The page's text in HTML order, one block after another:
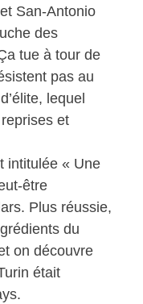
San-Antonio
des
tue à tour de
pas au
lequel
et
intitulée « Une
être
Plus réussie,
du
on découvre
était